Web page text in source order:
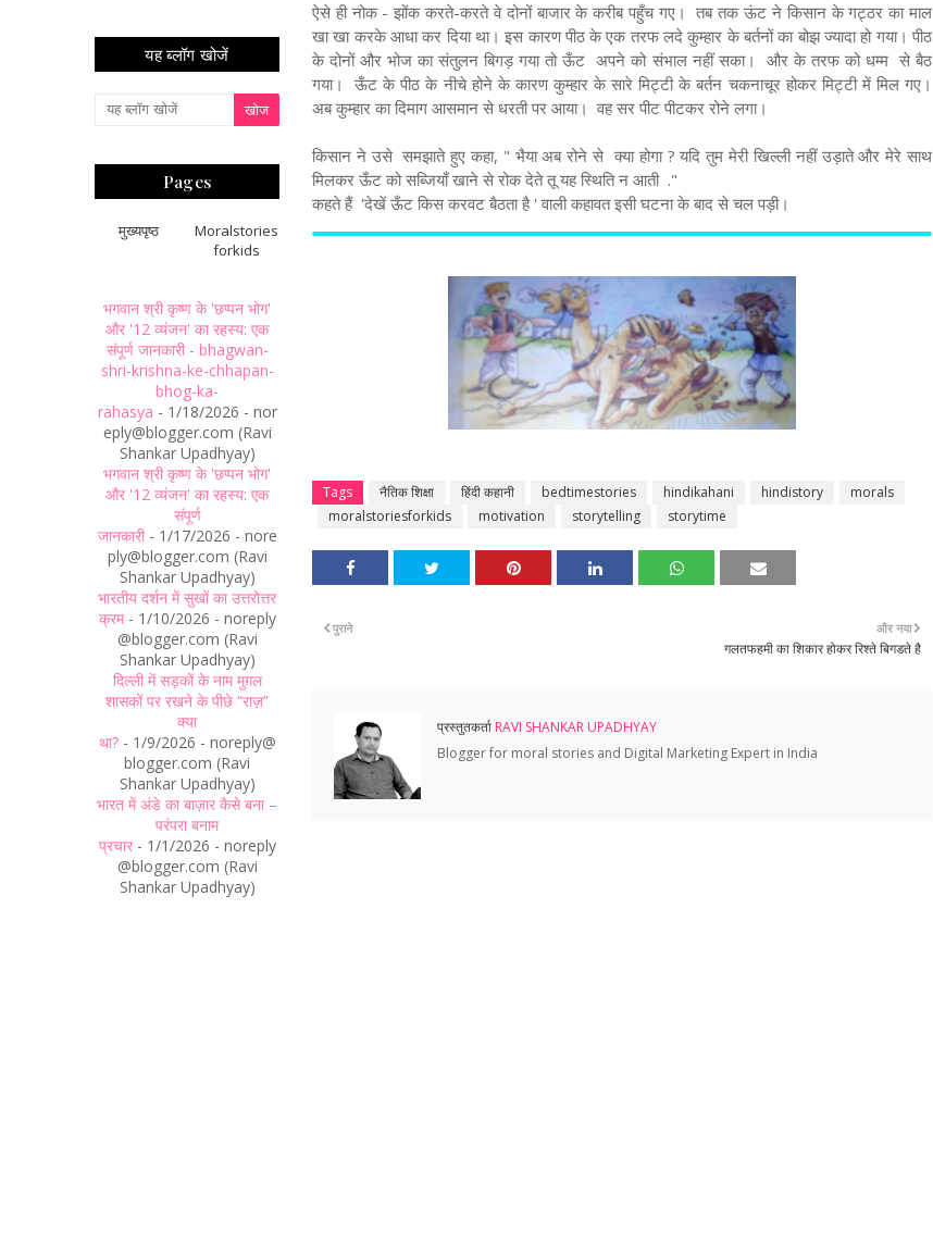
ऐसे ही नोक - झोंक करते-करते वे दोनों बाजार के करीब पहुँच गए। तब तक ऊंट ने किसान के गट्ठर का माल
खा खा करके आधा कर दिया था। इस कारण पीठ के एक तरफ लदे कुम्हार के बर्तनों का बोझ ज्यादा हो गया। पीठ
के दोनों और भोज का संतुलन बिगड़ गया तो ऊँट अपने को संभाल नहीं सका। और के तरफ को धम्म से बैठ
गया। ऊँट के पीठ के नीचे होने के कारण कुम्हार के सारे मिट्टी के बर्तन चकनाचूर होकर मिट्टी में मिल गए।
अब कुम्हार का दिमाग आसमान से धरती पर आया। वह सर पीट पीटकर रोने लगा।
किसान ने उसे समझाते हुए कहा, " भैया अब रोने से क्या होगा ? यदि तुम मेरी खिल्ली नहीं उड़ाते और मेरे साथ
मिलकर ऊँट को सब्जियाँ खाने से रोक देते तू यह स्थिति न आती ."
कहते हैं 'देखें ऊँट किस करवट बैठता है ' वाली कहावत इसी घटना के बाद से चल पड़ी।
Tags नैतिक शिक्षा हिंदी कहानी bedtimestories hindikahani hindistory
morals
moralstoriesforkids
motivation storytelling storytime
और नया
गलतफहमी का शिकार होकर रिश्ते बिगडते है
पुराने
प्रस्तुतकर्ता RAVI SHANKAR UPADHYAY
Blogger for moral stories and Digital Marketing Expert in India
यह ब्लॉग खोजें
Pages
मुख्यपृष्ठ
Moralstories
forkids
भगवान श्री कृष्ण के 'छप्पन भोग'
और '12 व्यंजन' का रहस्य: एक
संपूर्ण जानकारी - bhagwan-
shri-krishna-ke-chhapan-
bhog-ka-
rahasya - 1/18/2026 - nor
eply@blogger.com (Ravi
Shankar Upadhyay)
भगवान श्री कृष्ण के 'छप्पन भोग'
और '12 व्यंजन' का रहस्य: एक
संपूर्ण
जानकारी- 1/17/2026 - nore
ply@blogger.com (Ravi
Shankar Upadhyay)
भारतीय दर्शन में सुखों का उत्तरोत्तर
क्रम- 1/10/2026 - noreply
@blogger.com (Ravi
Shankar Upadhyay)
दिल्ली में सड़कों के नाम मुग़ल
शासकों पर रखने के पीछे “राज़”
क्या
था?- 1/9/2026 - noreply@
blogger.com (Ravi
Shankar Upadhyay)
भारत में अंडे का बाज़ार कैसे बना –
परंपरा बनाम
प्रचार- 1/1/2026 - noreply
@blogger.com (Ravi
Shankar Upadhyay)